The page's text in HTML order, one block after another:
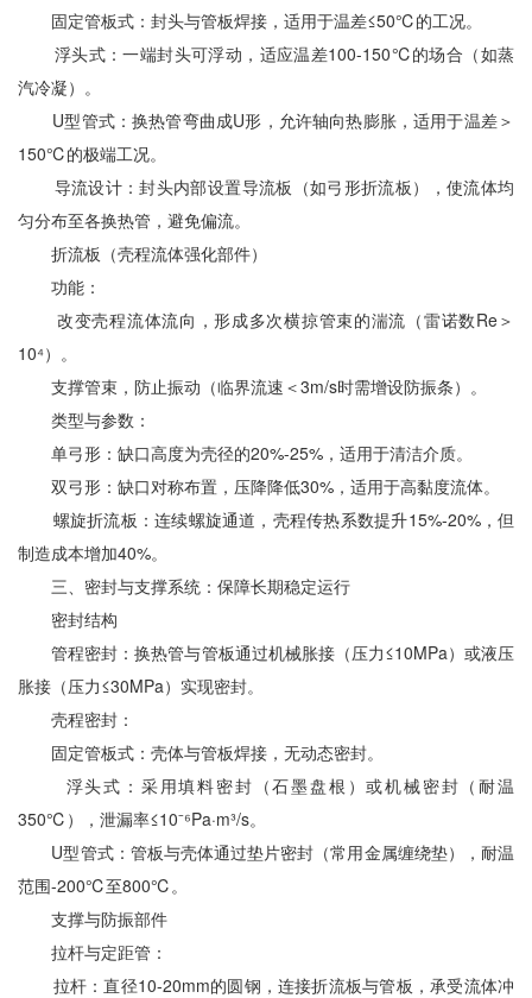
固定管板式：封头与管板焊接，适用于温差≤50℃的工况。
浮头式：一端封头可浮动，适应温差100-150℃的场合（如蒸
汽冷凝）。
U型管式：换热管弯曲成U形，允许轴向热膨胀，适用于温差＞
150℃的极端工况。
导流设计：封头内部设置导流板（如弓形折流板），使流体均
匀分布至各换热管，避免偏流。
折流板（壳程流体强化部件）
功能：
改变壳程流体流向，形成多次横掠管束的湍流（雷诺数Re＞
10⁴）。
支撑管束，防止振动（临界流速＜3m/s时需增设防振条）。
类型与参数：
单弓形：缺口高度为壳径的20%-25%，适用于清洁介质。
双弓形：缺口对称布置，压降降低30%，适用于高黏度流体。
螺旋折流板：连续螺旋通道，壳程传热系数提升15%-20%，但
制造成本增加40%。
三、密封与支撑系统：保障长期稳定运行
密封结构
管程密封：换热管与管板通过机械胀接（压力≤10MPa）或液压
胀接（压力≤30MPa）实现密封。
壳程密封：
固定管板式：壳体与管板焊接，无动态密封。
浮头式：采用填料密封（石墨盘根）或机械密封（耐温
350℃），泄漏率≤10⁻⁶Pa·m³/s。
U型管式：管板与壳体通过垫片密封（常用金属缠绕垫），耐温
范围-200℃至800℃。
支撑与防振部件
拉杆与定距管：
拉杆：直径10-20mm的圆钢，连接折流板与管板，承受流体冲